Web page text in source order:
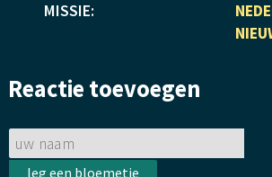
MISSIE:
Reactie toevoegen